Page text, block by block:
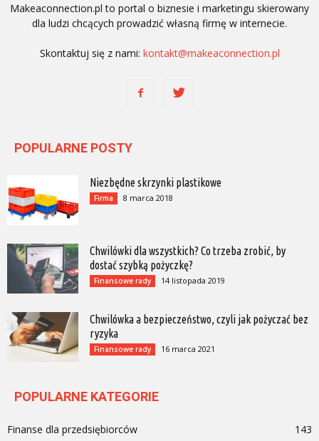
Makeaconnection.pl to portal o biznesie i marketingu skierowany
dla ludzi chcących prowadzić własną firmę w internecie.
Skontaktuj się z nami: kontakt@makeaconnection.pl
POPULARNE POSTY
Niezbędne skrzynki plastikowe
Firma 8 marca 2018
Chwilówki dla wszystkich? Co trzeba zrobić, by
dostać szybką pożyczkę?
Finansowe rady 14 listopada 2019
Chwilówka a bezpieczeństwo, czyli jak pożyczać bez
ryzyka
Finansowe rady 16 marca 2021
POPULARNE KATEGORIE
Finanse dla przedsiębiorców 143